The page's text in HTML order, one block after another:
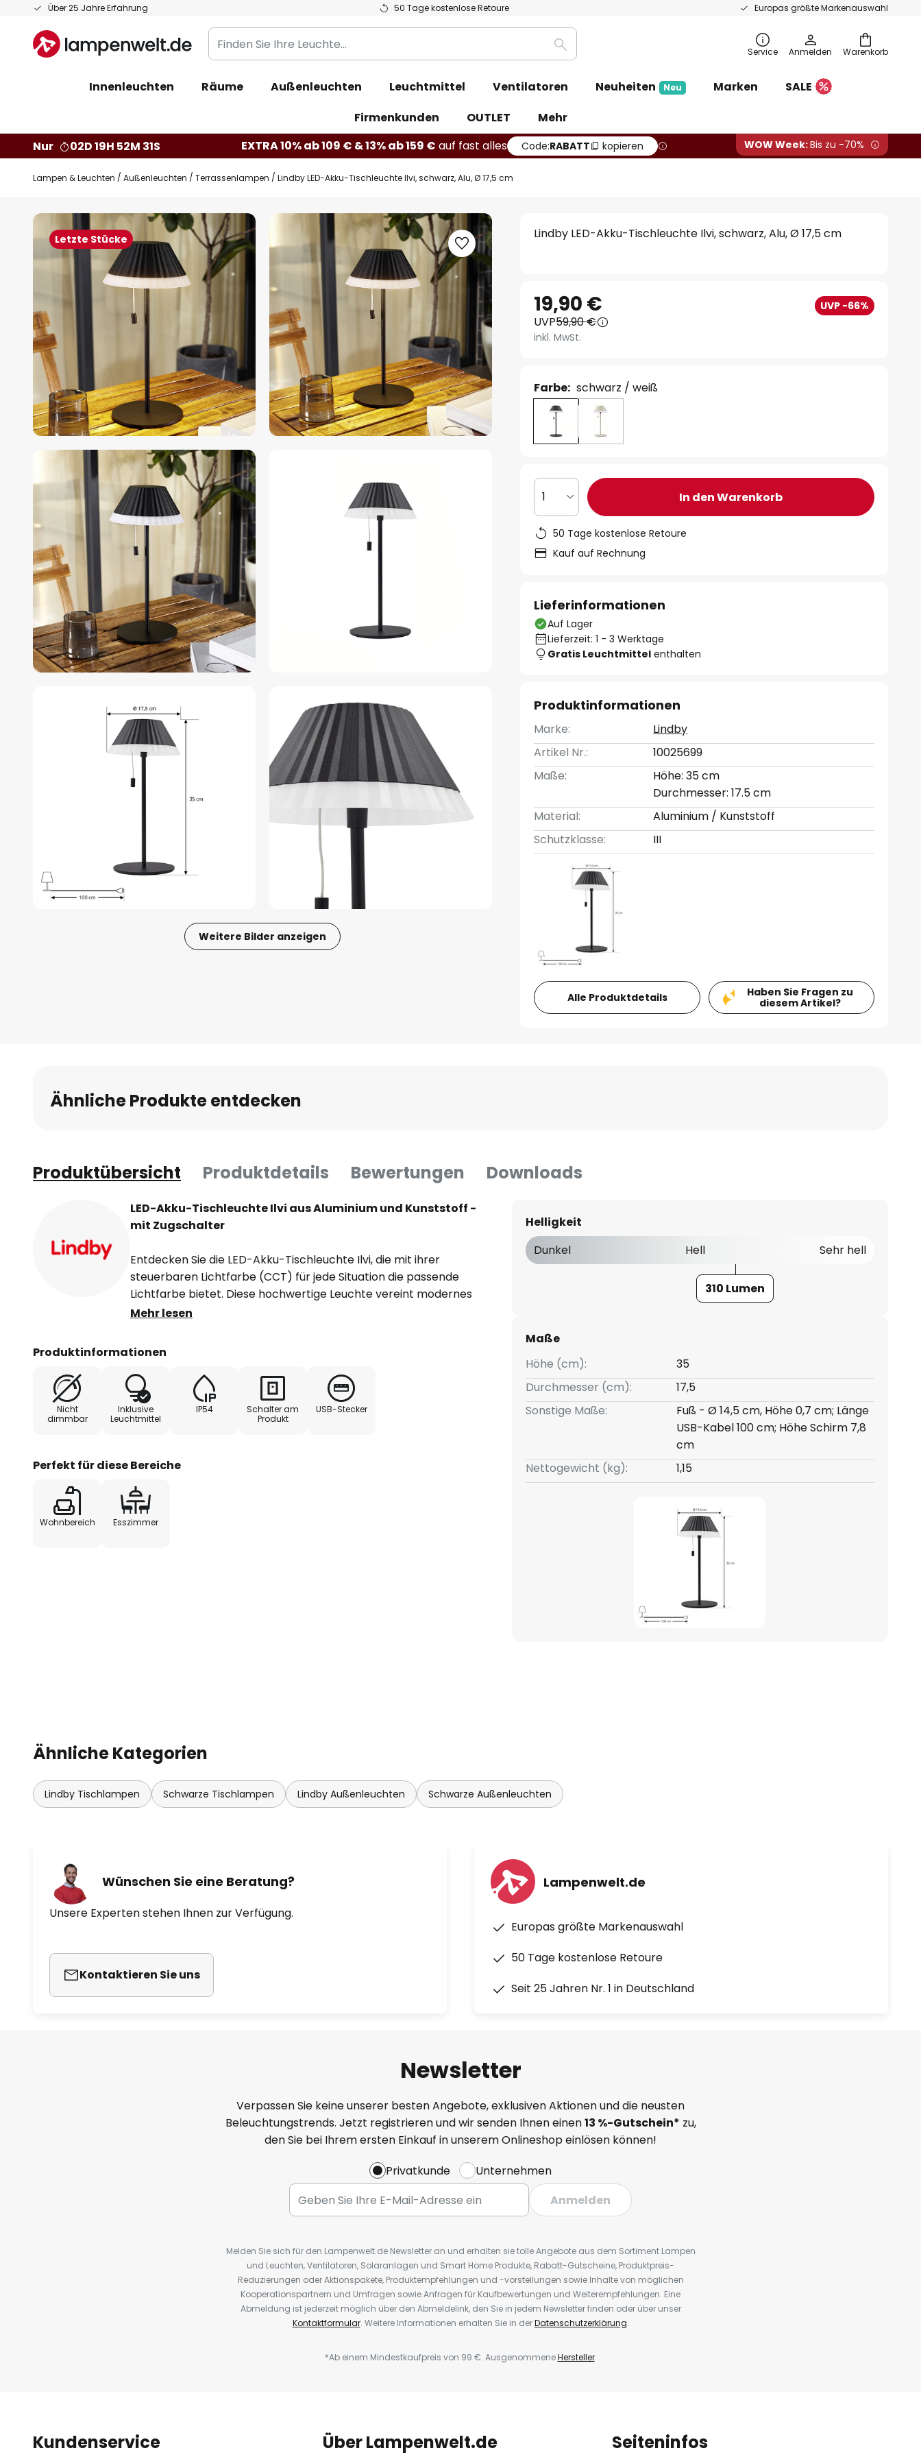
Über 25 Jahre Erfahrung 50 Tage kostenlose Retoure Europas größte Markenauswahl
Zum
springen
Warenkorb
Finden
Sie
Leuchte...
Suche Service Anmelden
Innenleuchten Räume Außenleuchten Leuchtmittel Ventilatoren Neuheiten Neu Marken
SALE
Firmenkunden
OUTLET
Mehr
Nur
02D 19H 52M 30S EXTRA 10% ab 109 € & 13% ab 159 € auf fast alles Code:RABATT kopieren WOW Week:Bis zu -70%
Lampen & Leuchten Außenleuchten Terrassenlampen Lindby LED-Akku-Tischleuchte Ilvi, schwarz, Alu, Ø 17,5 cm
Letzte Stücke
Zum
Ende
der
springen
Weitere Bilder anzeigen
Lindby LED-Akku-Tischleuchte Ilvi, schwarz, Alu, Ø 17,5 cm
19,90 € UVP -66%
UVP59,90 €
inkl. MwSt.
Farbe: schwarz / weiß
1 In den Warenkorb
50 Tage kostenlose Retoure
Kauf auf Rechnung
Lieferinformationen
Auf Lager
Lieferzeit: 1 - 3 Werktage
Gratis Leuchtmittel enthalten
Produktinformationen
Marke:
Lindby
Artikel Nr.:
10025699
Maße:
Höhe: 35 cm
Durchmesser: 17.5 cm
Material:
Aluminium / Kunststoff
Schutzklasse:
III
Alle Produktdetails
Haben Sie Fragen zu
diesem Artikel?
Ähnliche Produkte entdecken
Produktübersicht Produktdetails Bewertungen Downloads
LED-Akku-Tischleuchte Ilvi aus Aluminium und Kunststoff -
mit Zugschalter
Entdecken Sie die LED-Akku-Tischleuchte Ilvi, die mit ihrer
steuerbaren Lichtfarbe (CCT) für jede Situation die passende
Lichtfarbe bietet. Diese hochwertige Leuchte vereint modernes
Design mit skandinavischer Schlichtheit und ist somit eine
Schutzart IP54 ist sie nicht nur für den Innenbereich, sondern
LED-Lichtquelle sorgt für eine energieeffiziente Beleuchtung,
während das schwarze Aluminiumgehäuse der Leuchte eine
zeitlose Eleganz verleiht. Die CCT-Funktion wird mit Hilfe des
warmweiß (3.000K), zieht man ihn zweimal, leuchtet es in
universalweiß (4.000 K), dreimaliges Verwenden des Schalters
schaltet die Leuchte aus.
Mehr lesen
Produktinformationen
Nicht
dimmbar
Inklusive
Leuchtmittel
IP54
Schalter am
Produkt
USB-Stecker
Perfekt für diese Bereiche
Wohnbereich Esszimmer
Helligkeit
Dunkel
Hell Sehr hell
310 Lumen
Maße
Höhe (cm):
35
Durchmesser (cm):
17,5
Sonstige Maße:
Fuß - Ø 14,5 cm, Höhe 0,7 cm; Länge
USB-Kabel 100 cm; Höhe Schirm 7,8
cm
Nettogewicht (kg):
1,15
Ähnliche Kategorien
Lindby Tischlampen Schwarze Tischlampen Lindby Außenleuchten Schwarze Außenleuchten
Wünschen Sie eine Beratung?
Unsere Experten stehen Ihnen zur Verfügung.
Kontaktieren Sie uns
Lampenwelt.de
Europas größte Markenauswahl
50 Tage kostenlose Retoure
Seit 25 Jahren Nr. 1 in Deutschland
Newsletter
Verpassen Sie keine unserer besten Angebote, exklusiven Aktionen und die neusten
Beleuchtungstrends. Jetzt registrieren und wir senden Ihnen einen13 %-Gutschein* zu,
den Sie bei Ihrem ersten Einkauf in unserem Onlineshop einlösen können!
Privatkunde
Unternehmen
Anmelden
Melden Sie sich für den Lampenwelt.de Newsletter an und erhalten sie tolle Angebote aus dem Sortiment Lampen
und Leuchten, Ventilatoren, Solaranlagen und Smart Home Produkte, Rabatt-Gutscheine, Produktpreis-
Reduzierungen oder Aktionspakete, Produktempfehlungen und -vorstellungen sowie Inhalte von möglichen
Kooperationspartnern und Umfragen sowie Anfragen für Kaufbewertungen und Weiterempfehlungen. Eine
Abmeldung ist jederzeit möglich über den Abmeldelink, den Sie in jedem Newsletter finden oder über unser
Kontaktformular. Weitere Informationen erhalten Sie in derDatenschutzerklärung.
*Ab einem Mindestkaufpreis von 99 €. AusgenommeneHersteller.
Kundenservice Über Lampenwelt.de Seiteninfos